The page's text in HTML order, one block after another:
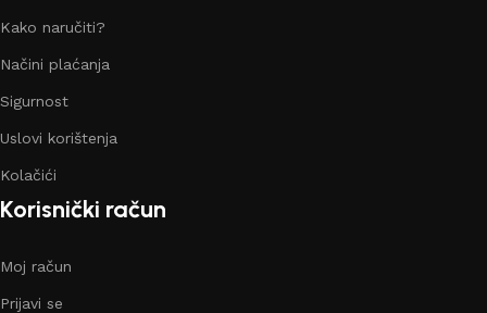
Kako naručiti?
Načini plaćanja
Sigurnost
Uslovi korištenja
Kolačići
Korisnički račun
Moj račun
Prijavi se